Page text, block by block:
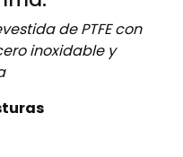
de PTFE con
inoxidable y